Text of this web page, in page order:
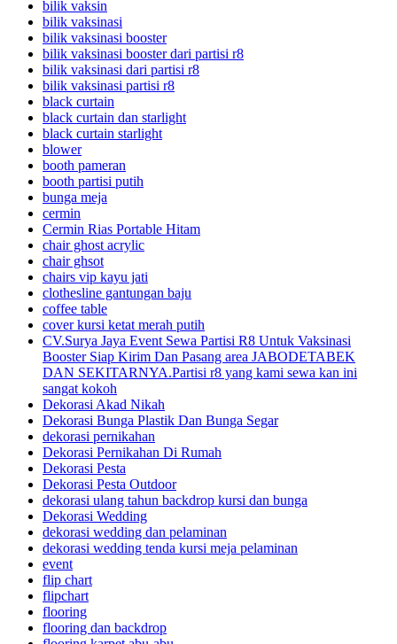
bilik vaksin
bilik vaksinasi
bilik vaksinasi booster
bilik vaksinasi booster dari partisi r8
bilik vaksinasi dari partisi r8
bilik vaksinasi partisi r8
black curtain
black curtain dan starlight
black curtain starlight
blower
booth pameran
booth partisi putih
bunga meja
cermin
Cermin Rias Portable Hitam
chair ghost acrylic
chair ghsot
chairs vip kayu jati
clothesline gantungan baju
coffee table
cover kursi ketat merah putih
CV.Surya Jaya Event Sewa Partisi R8 Untuk Vaksinasi
Booster Siap Kirim Dan Pasang area JABODETABEK
DAN SEKITARNYA.Partisi r8 yang kami sewa kan ini
sangat kokoh
Dekorasi Akad Nikah
Dekorasi Bunga Plastik Dan Bunga Segar
dekorasi pernikahan
Dekorasi Pernikahan Di Rumah
Dekorasi Pesta
Dekorasi Pesta Outdoor
dekorasi ulang tahun backdrop kursi dan bunga
Dekorasi Wedding
dekorasi wedding dan pelaminan
dekorasi wedding tenda kursi meja pelaminan
event
flip chart
flipchart
flooring
flooring dan backdrop